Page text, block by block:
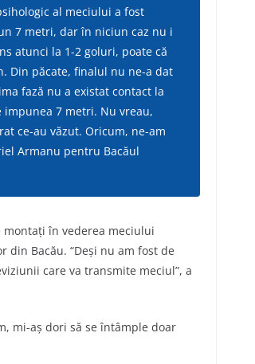
al meciului a fost
7 metri, dar în niciun caz nu i
atunci la 1-2 goluri, poate că
Din păcate, finalul nu ne-a dat
fază nu a existat contact la
impunea 7 metri. Nu vreau,
ce-au văzut. Oricum, ne-am
Armanu pentru Bacăul
în vederea meciului
din Bacău. “Deşi nu am fost de
care va transmite meciul”, a
mi-aş dori să se întâmple doar